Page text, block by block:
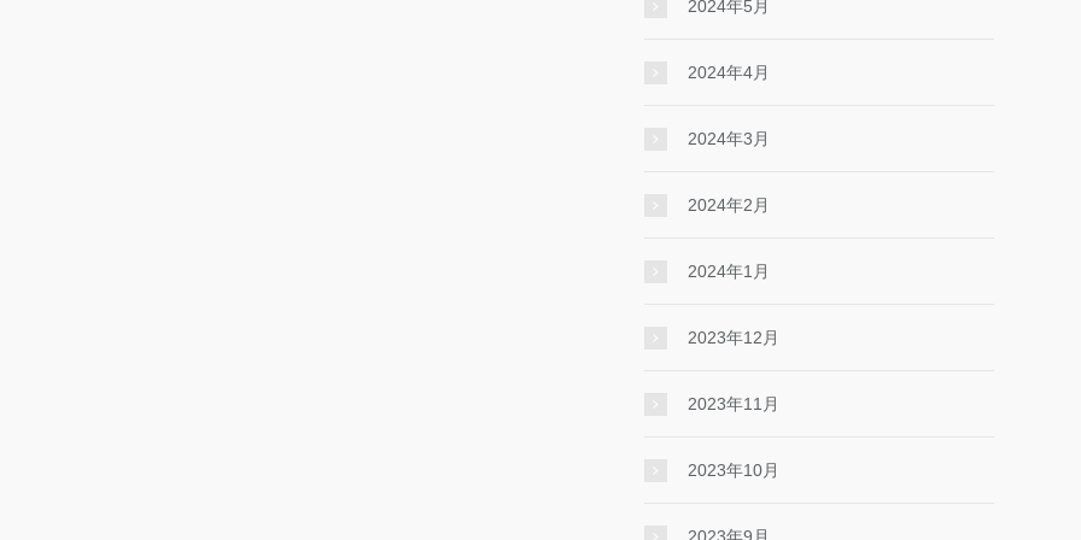
2024年5月
2024年4月
2024年3月
2024年2月
2024年1月
2023年12月
2023年11月
2023年10月